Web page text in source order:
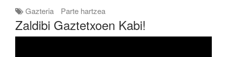
Gazteria Parte hartzea
Zaldibi Gaztetxoen Kabi!